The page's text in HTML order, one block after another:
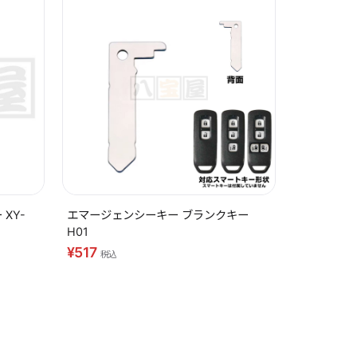
XY-
エマージェンシーキー ブランクキー
H01
¥517 税込